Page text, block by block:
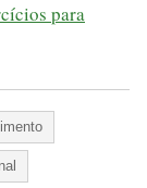
para